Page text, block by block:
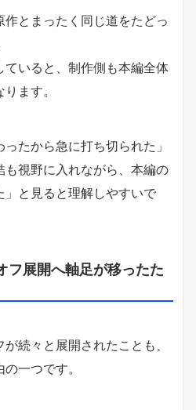
作とまったく同じ道をたどっ
ていると、制作側も本編全体
ます。
たから急に打ち切られた」
も視野に入れながら、本編の
と見ると理解しやすいで
フ展開へ軸足が移ったた
続々と展開されたことも、
一つです。